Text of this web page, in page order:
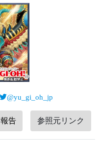
@yu_gi_oh_jp
報告 参照元リンク